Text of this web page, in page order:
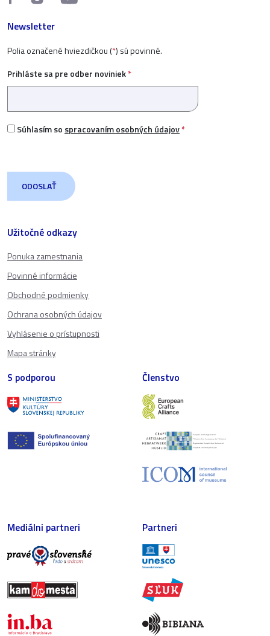
Užitočné odkazy
Ponuka zamestnania
Povinné informácie
Obchodné podmienky
Ochrana osobných údajov
Vyhlásenie o prístupnosti
Mapa stránky
Newsletter
Polia označené hviezdičkou (*) sú povinné.
Prihláste sa pre odber noviniek*
Súhlasím so spracovaním osobných údajov*
S podporou Členstvo
Mediálni partneri Partneri